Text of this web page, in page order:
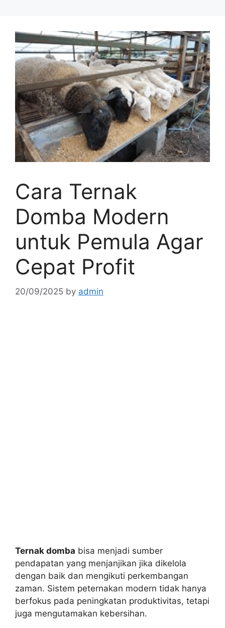
Cara Ternak
Domba Modern
untuk Pemula Agar
Cepat Profit
20/09/2025 by admin
Ternak domba bisa menjadi sumber
pendapatan yang menjanjikan jika dikelola
dengan baik dan mengikuti perkembangan
zaman. Sistem peternakan modern tidak hanya
berfokus pada peningkatan produktivitas, tetapi
juga mengutamakan kebersihan.